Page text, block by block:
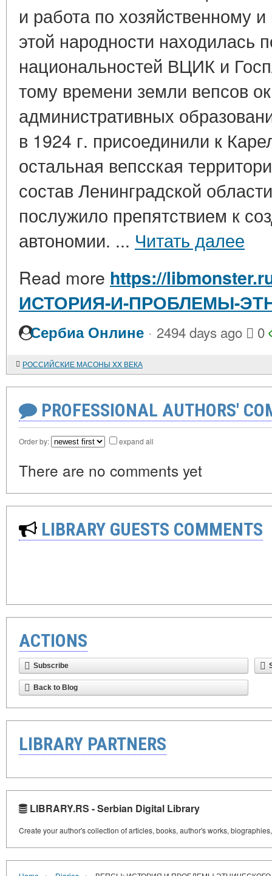
и работа по хозяйственному
этой народности находилась
национальностей ВЦИК и
тому времени земли вепсов
административных
в 1924 г. присоединили к
остальная вепсская
состав Ленинградской
послужило препятствием к
автономии. ... Читать далее
Read more https://
ИСТОРИЯ-И-ПРОБЛЕМЫ-
Сербиа Онлине · 2494 days ago 0
РОССИЙСКИЕ МАСОНЫ XX ВЕКА
PROFESSIONAL AUTHORS'
Order by: expand all
There are no comments yet
LIBRARY GUESTS COMMENTS
ACTIONS
Subscribe
Back to Blog
LIBRARY PARTNERS
LIBRARY.RS - Serbian Digital Library
Create your author's collection of articles, books, author's works,